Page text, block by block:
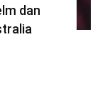
dan